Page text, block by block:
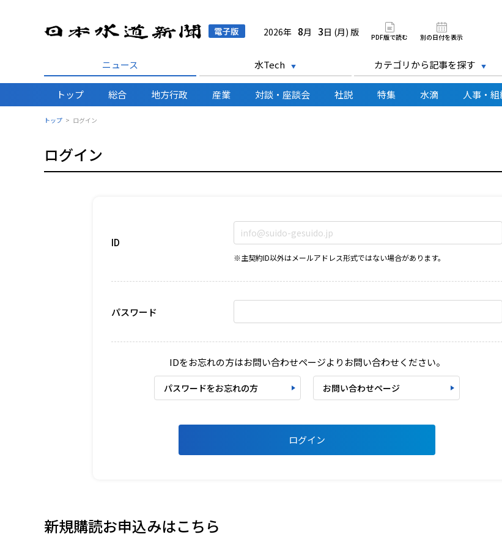
日本水道新聞 電子版
2026年 8月 3日 (月) 版 PDF版で読む 別の日付を表示
ニュース 水Tech カテゴリから記事を探す
トップ 総合 地方行政 産業 対談・座談会 社説 特集 水滴 人事・組
トップ ログイン
ログイン
ID
※主契約ID以外はメールアドレス形式ではない場合があります。
パスワード
IDをお忘れの方はお問い合わせページよりお問い合わせください。
パスワードをお忘れの方 お問い合わせページ
ログイン
新規購読お申込みはこちら